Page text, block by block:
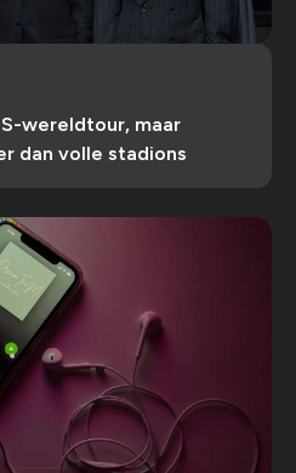
wereldtour, maar
dan volle stadions